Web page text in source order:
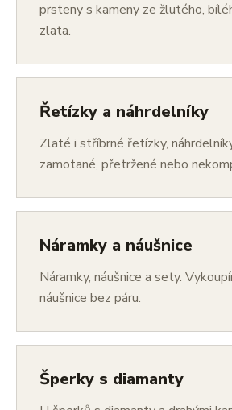
prsteny s kameny ze žlutého,
zlata.
Řetízky a náhrdelníky
Zlaté i stříbrné řetízky,
zamotané, přetržené nebo
Náramky a náušnice
Náramky, náušnice a sety.
náušnice bez páru.
Šperky s diamanty